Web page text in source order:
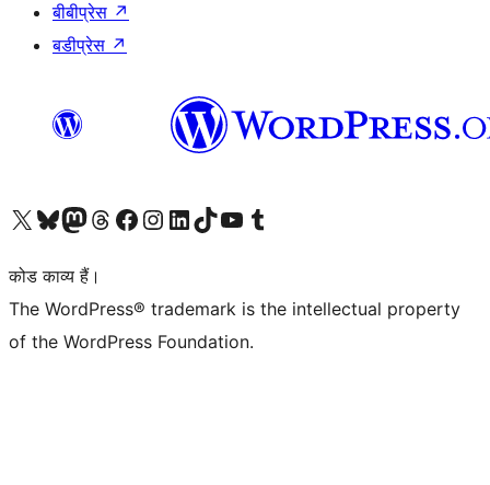
बीबीप्रेस ↗
बडीप्रेस ↗
Visit our X (formerly Twitter) account
हमारे बलुस्की खाते पर जाएँVisit our Mastodon account
हमारे थ्रेड्स अकाउंट पर जाएंहमारे फेसबुक पेज पर जाएँहमारे इंस्टाग्राम अकाउंट पर जाएंहमारे लिंक्डइन खाते पर जाएँहमारे टिकटॉक खाते पर जाएँहमारे यूट्यूब चैनल पर जाएंहमारे Tumblr खाते पर जाएँ
कोड काव्य हैं।
The WordPress® trademark is the intellectual property
of the WordPress Foundation.